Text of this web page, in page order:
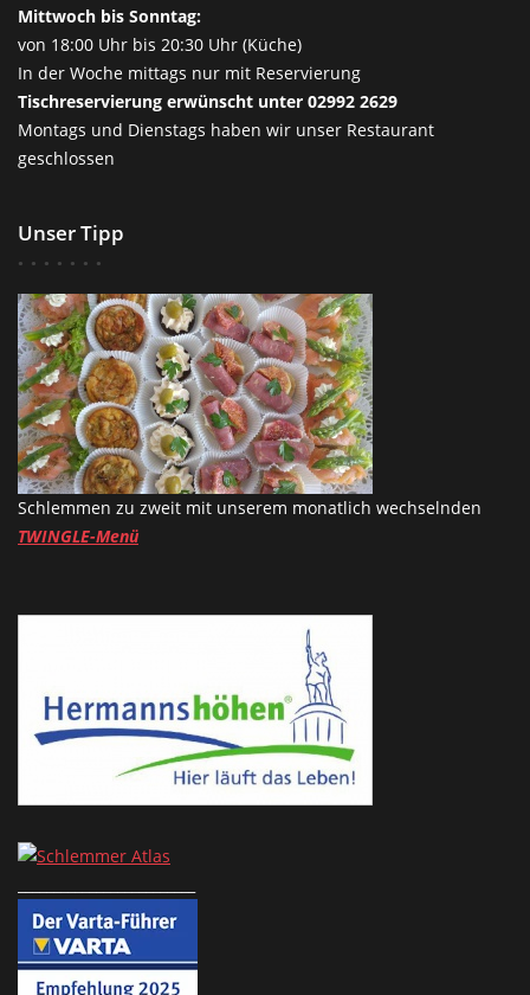
Mittwoch bis Sonntag:
von 18:00 Uhr bis 20:30 Uhr (Küche)
In der Woche mittags nur mit Reservierung
Tischreservierung erwünscht unter 02992 2629
Montags und Dienstags haben wir unser Restaurant
geschlossen
Unser Tipp
Schlemmen zu zweit mit unserem monatlich wechselnden
TWINGLE-Menü